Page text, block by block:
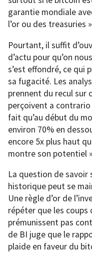
garantie mondiale
l’or ou des treasuries
Pourtant, il suffit
d’actu pour qu’on
s’est effondré, ce qui
sa fugacité. Les
prennent du recul sur
perçoivent a
fait qu’au début du
environ 70% en
encore 5x plus haut
montre son potentiel
La question de savoir
historique peut se
Une règle d’or de
répéter que les coups
prémunissent pas
de BI juge que le
plaide en faveur du